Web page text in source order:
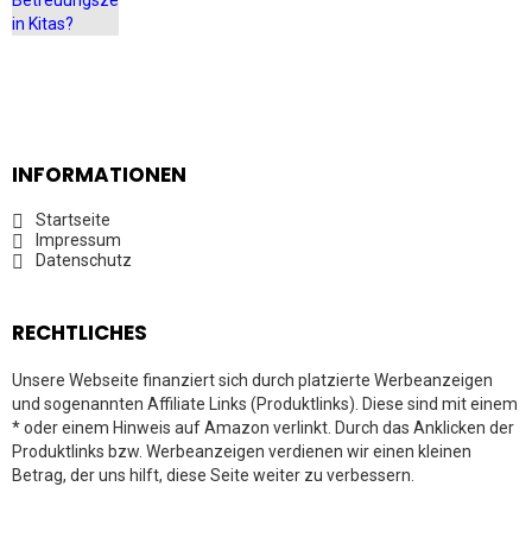
INFORMATIONEN
Startseite
Impressum
Datenschutz
RECHTLICHES
Unsere Webseite finanziert sich durch platzierte Werbeanzeigen
und sogenannten Affiliate Links (Produktlinks). Diese sind mit einem
* oder einem Hinweis auf Amazon verlinkt. Durch das Anklicken der
Produktlinks bzw. Werbeanzeigen verdienen wir einen kleinen
Betrag, der uns hilft, diese Seite weiter zu verbessern.